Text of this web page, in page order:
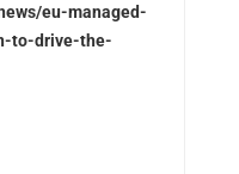
eu-managed-
to-drive-the-